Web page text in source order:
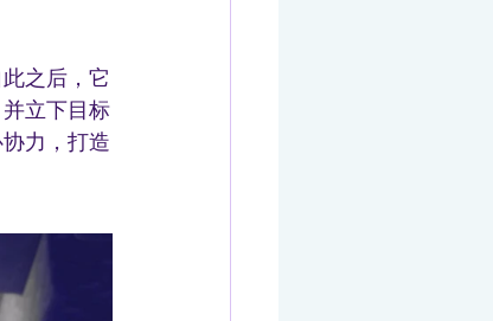
之后，它
立下目标
力，打造